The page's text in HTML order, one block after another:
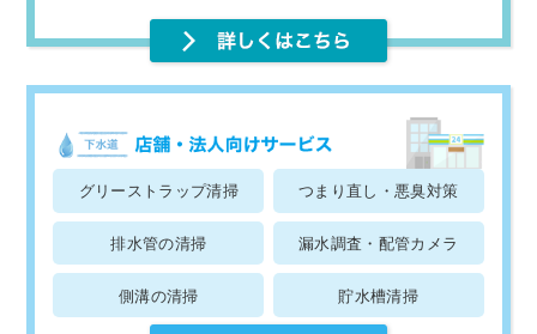
グリーストラップ清掃 つまり直し・悪臭対策
排水管の清掃 漏水調査・配管カメラ
側溝の清掃 貯水槽清掃